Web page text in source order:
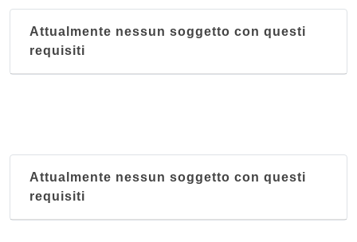
Attualmente nessun soggetto con questi
requisiti
Attualmente nessun soggetto con questi
requisiti